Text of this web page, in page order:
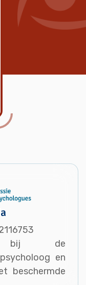
bij de
en
beschermde